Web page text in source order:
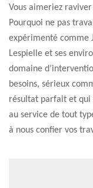
Vous aimeriez
Pourquoi ne pas
expérimenté comme
Lespielle et ses
domaine
besoins, sérieux
résultat parfait et qui
au service de tout
à nous confier vos